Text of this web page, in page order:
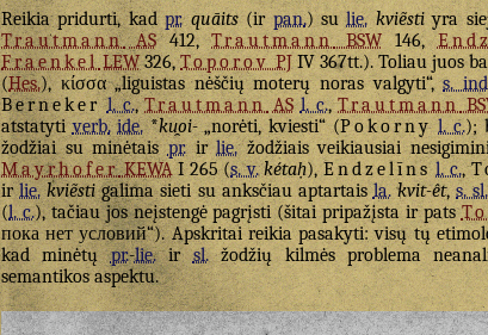
Reikia pridurti, kadpr. quāits(irpan.) sulie. kviẽstiyra
TrautmannAS412,TrautmannBSW146,
FraenkelLEW326,ToporovPJIV 367tt.). Toliau juos
(Hes.),κίσσα„liguistas nėščių moterų noras valgyti“,s.
Berneker l. c.,Trautmann AS l. c.,Trautmann
atstatytiverb. ide.*ku̯oi-„norėti, kviesti“ (Pokorny l. c.);
žodžiai su minėtaispr.irlie.žodžiais veikiausiai
MayrhoferKEWAI 265 (s. v. kétaḥ),Endzelīns l. c.,
irlie. kviẽstigalima sieti su anksčiau aptartaisla. kvit-êt,s. sl.
(l. c.), tačiau jos neįstengė pagrįsti (šitai pripažįsta ir pats
пока нет условий“). Apskritai reikia pasakyti: visų tų
kad minėtųpr.-lie.irsl.žodžių kilmės problema
semantikos aspektu.